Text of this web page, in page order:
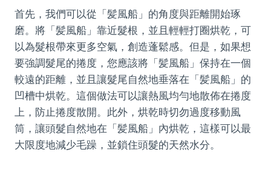
首先，我們可以從「髪風船」的角度與距離開始琢
磨。將「髪風船」靠近髮根，並且輕輕打圈烘乾，可
以為髮根帶來更多空氣，創造蓬鬆感。但是，如果想
要強調髮尾的捲度，您應該將「髪風船」保持在一個
較遠的距離，並且讓髮尾自然地垂落在「髪風船」的
凹槽中烘乾。這個做法可以讓熱風均勻地散佈在捲度
上，防止捲度散開。此外，烘乾時切勿過度移動風
筒，讓頭髮自然地在「髪風船」內烘乾，這樣可以最
大限度地減少毛躁，並鎖住頭髮的天然水分。